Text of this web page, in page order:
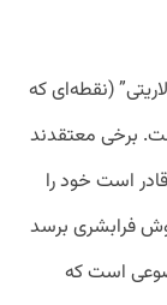
(نقطه‌ای که
برخی معتقدند
است خود را
فرابشری برسد
است که